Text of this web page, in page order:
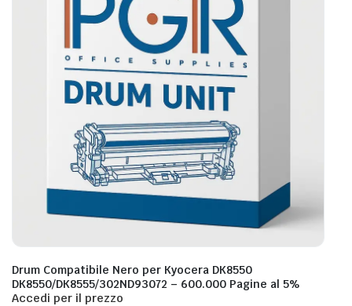
Drum Compatibile Nero per Kyocera DK8550
DK8550/DK8555/302ND93072 – 600.000 Pagine al 5%
Accedi per il prezzo